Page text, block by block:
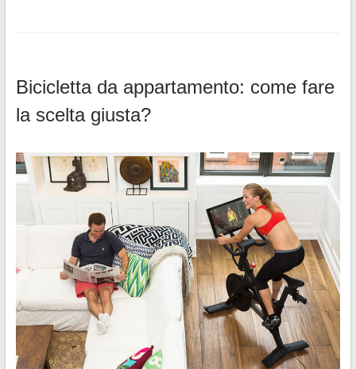
Bicicletta da appartamento: come fare
la scelta giusta?